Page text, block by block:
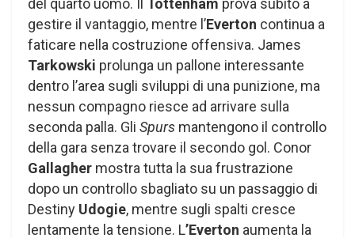
gestire il vantaggio, mentre l’Everton continua a
faticare nella costruzione offensiva. James
Tarkowski prolunga un pallone interessante
dentro l’area sugli sviluppi di una punizione, ma
nessun compagno riesce ad arrivare sulla
seconda palla. Gli Spurs mantengono il controllo
della gara senza trovare il secondo gol. Conor
Gallagher mostra tutta la sua frustrazione
dopo un controllo sbagliato su un passaggio di
Destiny Udogie, mentre sugli spalti cresce
lentamente la tensione. L’Everton aumenta la